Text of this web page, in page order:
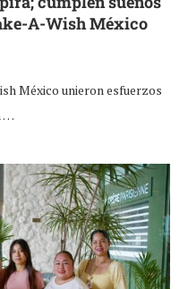
A-Wish México
México unieron esfuerzos
…